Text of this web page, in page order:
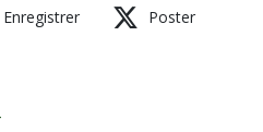
Enregistrer Poster